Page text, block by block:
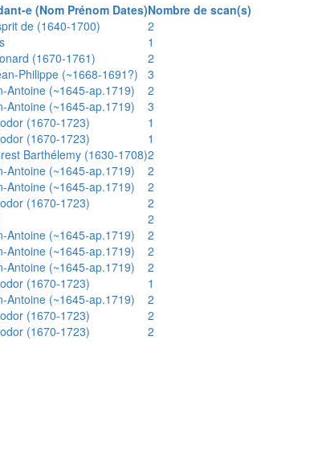
e (Nom Prénom Dates)Nombre de scan(s)
de (1640-1700)
2
1
(1670-1761)
2
Philippe (~1668-1691?)
3
Antoine (~1645-ap.1719)
2
Antoine (~1645-ap.1719)
3
(1670-1723)
1
(1670-1723)
1
Barthélemy (1630-1708)2
Antoine (~1645-ap.1719)
2
Antoine (~1645-ap.1719)
2
(1670-1723)
2
2
Antoine (~1645-ap.1719)
2
Antoine (~1645-ap.1719)
2
Antoine (~1645-ap.1719)
2
(1670-1723)
1
Antoine (~1645-ap.1719)
2
(1670-1723)
2
(1670-1723)
2